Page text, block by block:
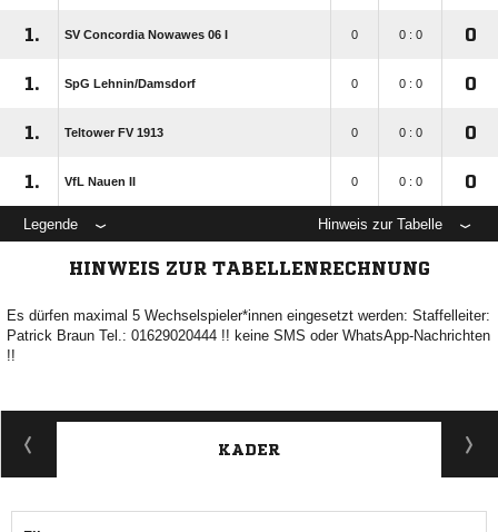
1. SV Concordia Nowawes 06 I 0 0 : 0 0
1. SpG Lehnin/​Damsdorf 0 0 : 0 0
1. Teltower FV 1913 0 0 : 0 0
1. VfL Nauen II 0 0 : 0 0
Legende Hinweis zur Tabelle
HINWEIS ZUR TABELLENRECHNUNG
Es dürfen maximal 5 Wechselspieler*innen eingesetzt werden: Staffelleiter:
Patrick Braun Tel.: 01629020444 !! keine SMS oder WhatsApp-Nachrichten
!!
KADER